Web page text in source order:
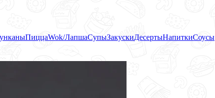
ПиццаWok/ЛапшаСупыЗакускиДесертыНапиткиСоусы